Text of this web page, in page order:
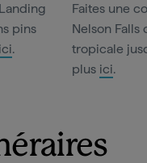
pins
ici.
Faites une
Nelson Falls
tropicale
plus ici.